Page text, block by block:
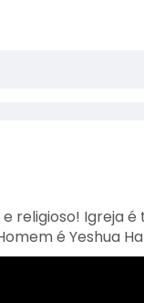
religioso! Igreja
é Yeshua